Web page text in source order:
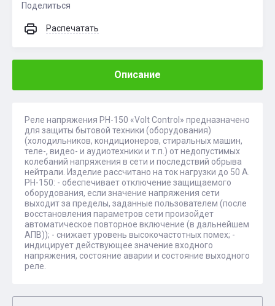
Поделиться
Распечатать
Описание
Реле напряжения РН-150 «Volt Control» предназначено
для защиты бытовой техники (оборудования)
(холодильников, кондиционеров, стиральных машин,
теле-, видео- и аудиотехники и т.п.) от недопустимых
колебаний напряжения в сети и последствий обрыва
нейтрали. Изделие рассчитано на ток нагрузки до 50 А.
РН-150: - обеспечивает отключение защищаемого
оборудования, если значение напряжения сети
выходит за пределы, заданные пользователем (после
восстановления параметров сети произойдет
автоматическое повторное включение (в дальнейшем
АПВ)); - снижает уровень высокочастотных помех; -
индицирует действующее значение входного
напряжения, состояние аварии и состояние выходного
реле.